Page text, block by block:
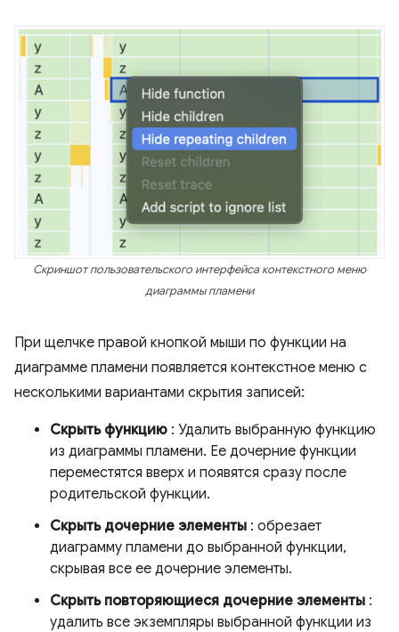
Скриншот пользовательского интерфейса контекстного меню
диаграммы пламени
При щелчке правой кнопкой мыши по функции на
диаграмме пламени появляется контекстное меню с
несколькими вариантами скрытия записей:
Скрыть функцию : Удалить выбранную функцию
из диаграммы пламени. Ее дочерние функции
переместятся вверх и появятся сразу после
родительской функции.
Скрыть дочерние элементы : обрезает
диаграмму пламени до выбранной функции,
скрывая все ее дочерние элементы.
Скрыть повторяющиеся дочерние элементы :
удалить все экземпляры выбранной функции из